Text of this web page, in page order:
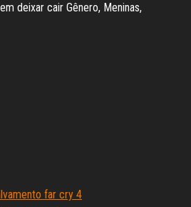
deixar cair Gênero, Meninas,
far cry 4